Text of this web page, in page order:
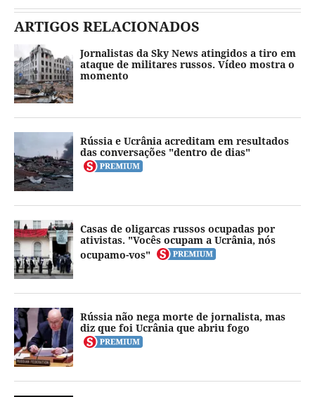
ARTIGOS RELACIONADOS
Jornalistas da Sky News atingidos a tiro em
ataque de militares russos. Vídeo mostra o
momento
Rússia e Ucrânia acreditam em resultados
das conversações "dentro de dias"
Casas de oligarcas russos ocupadas por
ativistas. "Vocês ocupam a Ucrânia, nós
ocupamo-vos"
Rússia não nega morte de jornalista, mas
diz que foi Ucrânia que abriu fogo